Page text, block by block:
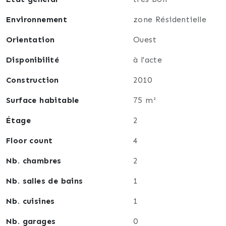
Environnement zone Résidentielle
Orientation Ouest
Disponibilité à l'acte
Construction 2010
Surface habitable 75 m²
Étage 2
Floor count 4
Nb. chambres 2
Nb. salles de bains 1
Nb. cuisines 1
Nb. garages 0